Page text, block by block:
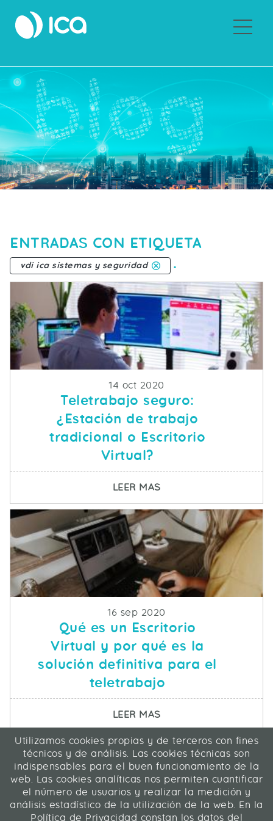
ENTRADAS CON ETIQUETA
vdi ica sistemas y seguridad .
Fecha de publicacion
14 oct 2020
Teletrabajo seguro:
¿Estación de trabajo
tradicional o Escritorio
Virtual?
LEER MASSOBRE TELETRABAJO
Fecha de publicacion
16 sep 2020
Qué es un Escritorio
Virtual y por qué es la
solución definitiva para el
teletrabajo
LEER MASSOBRE QUÉ ES UN
ICA Informática y Comunicaciones Avanzadas SL
C/ La Rábida 27, 28039 Madrid
91 311 04 87
Contacto | Mapa web Legal
Utilizamos cookies propias y de terceros con fines
técnicos y de análisis. Las cookies técnicas son
indispensables para el buen funcionamiento de la
web. Las cookies analíticas nos permiten cuantificar
el número de usuarios y realizar la medición y
análisis estadístico de la utilización de la web. En la
Política de Privacidad constan los datos del